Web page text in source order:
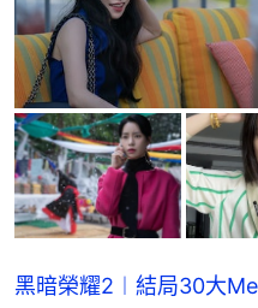
黑暗榮耀2︱結局30大